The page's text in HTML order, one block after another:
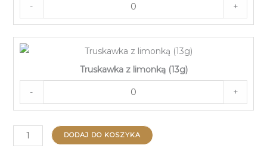
- +
Truskawka z limonką (13g)
- +
ilość
Praliny
DODAJ DO KOSZYKA